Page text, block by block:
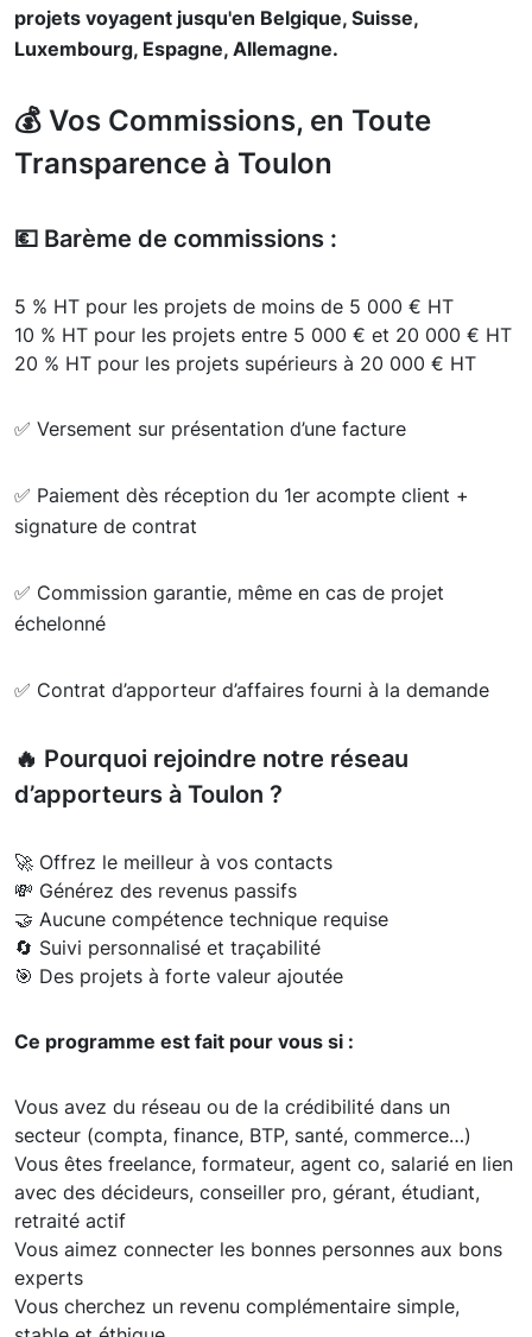
projets voyagent jusqu'en Belgique, Suisse,
Luxembourg, Espagne, Allemagne.
💰 Vos Commissions, en Toute
Transparence à Toulon
💶 Barème de commissions :
5 % HT pour les projets de moins de 5 000 € HT
10 % HT pour les projets entre 5 000 € et 20 000 € HT
20 % HT pour les projets supérieurs à 20 000 € HT
✅ Versement sur présentation d’une facture
✅ Paiement dès réception du 1er acompte client +
signature de contrat
✅ Commission garantie, même en cas de projet
échelonné
✅ Contrat d’apporteur d’affaires fourni à la demande
🔥 Pourquoi rejoindre notre réseau
d’apporteurs à Toulon ?
🚀 Offrez le meilleur à vos contacts
💸 Générez des revenus passifs
🤝 Aucune compétence technique requise
🔄 Suivi personnalisé et traçabilité
🎯 Des projets à forte valeur ajoutée
Ce programme est fait pour vous si :
Vous avez du réseau ou de la crédibilité dans un
secteur (compta, finance, BTP, santé, commerce…)
Vous êtes freelance, formateur, agent co, salarié en lien
avec des décideurs, conseiller pro, gérant, étudiant,
retraité actif
Vous aimez connecter les bonnes personnes aux bons
experts
Vous cherchez un revenu complémentaire simple,